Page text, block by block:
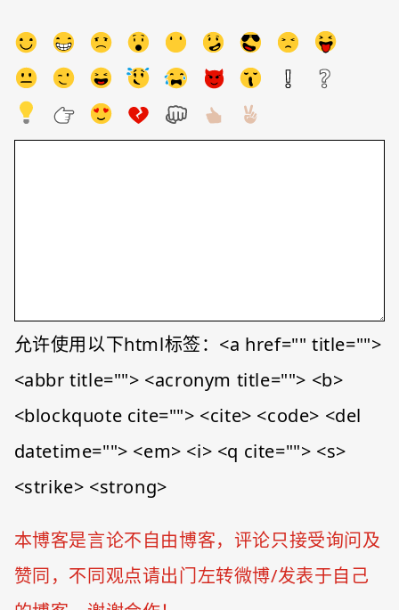
允许使用以下html标签：<a href="" title="">
<abbr title=""> <acronym title=""> <b>
<blockquote cite=""> <cite> <code> <del
datetime=""> <em> <i> <q cite=""> <s>
<strike> <strong>
本博客是言论不自由博客，评论只接受询问及
赞同，不同观点请出门左转微博/发表于自己